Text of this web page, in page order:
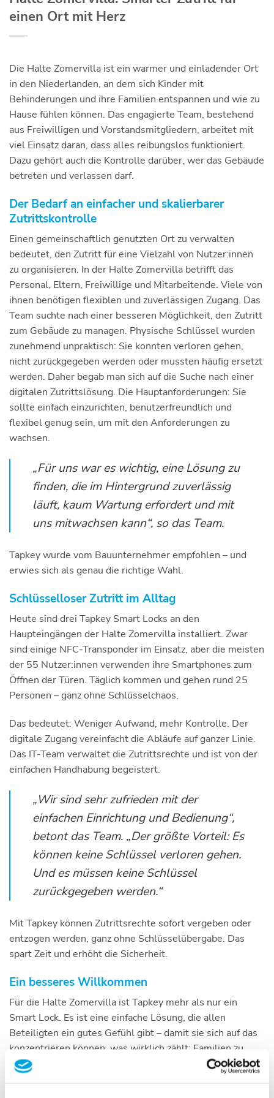
einen Ort mit Herz
Die Halte Zomervilla ist ein warmer und einladender Ort
in den Niederlanden, an dem sich Kinder mit
Behinderungen und ihre Familien entspannen und wie zu
Hause fühlen können. Das engagierte Team, bestehend
aus Freiwilligen und Vorstandsmitgliedern, arbeitet mit
viel Einsatz daran, dass alles reibungslos funktioniert.
Dazu gehört auch die Kontrolle darüber, wer das Gebäude
betreten und verlassen darf.
Der Bedarf an einfacher und skalierbarer
Zutrittskontrolle
Einen gemeinschaftlich genutzten Ort zu verwalten
bedeutet, den Zutritt für eine Vielzahl von Nutzer:innen
zu organisieren. In der Halte Zomervilla betrifft das
Personal, Eltern, Freiwillige und Mitarbeitende. Viele von
ihnen benötigen flexiblen und zuverlässigen Zugang. Das
Team suchte nach einer besseren Möglichkeit, den Zutritt
zum Gebäude zu managen. Physische Schlüssel wurden
zunehmend unpraktisch: Sie konnten verloren gehen,
nicht zurückgegeben werden oder mussten häufig ersetzt
werden. Daher begab man sich auf die Suche nach einer
digitalen Zutrittslösung. Die Hauptanforderungen: Sie
sollte einfach einzurichten, benutzerfreundlich und
flexibel genug sein, um mit den Anforderungen zu
wachsen.
„Für uns war es wichtig, eine Lösung zu
finden, die im Hintergrund zuverlässig
läuft, kaum Wartung erfordert und mit
uns mitwachsen kann“, so das Team.
Tapkey wurde vom Bauunternehmer empfohlen – und
erwies sich als genau die richtige Wahl.
Schlüsselloser Zutritt im Alltag
Heute sind drei Tapkey Smart Locks an den
Haupteingängen der Halte Zomervilla installiert. Zwar
sind einige NFC-Transponder im Einsatz, aber die meisten
der 55 Nutzer:innen verwenden ihre Smartphones zum
Öffnen der Türen. Täglich kommen und gehen rund 25
Personen – ganz ohne Schlüsselchaos.
Das bedeutet: Weniger Aufwand, mehr Kontrolle. Der
digitale Zugang vereinfacht die Abläufe auf ganzer Linie.
Das IT-Team verwaltet die Zutrittsrechte und ist von der
einfachen Handhabung begeistert.
„Wir sind sehr zufrieden mit der
einfachen Einrichtung und Bedienung“,
betont das Team. „Der größte Vorteil: Es
können keine Schlüssel verloren gehen.
Und es müssen keine Schlüssel
zurückgegeben werden.“
Mit Tapkey können Zutrittsrechte sofort vergeben oder
entzogen werden, ganz ohne Schlüsselübergabe. Das
spart Zeit und erhöht die Sicherheit.
Ein besseres Willkommen
Für die Halte Zomervilla ist Tapkey mehr als nur ein
Smart Lock. Es ist eine einfache Lösung, die allen
Beteiligten ein gutes Gefühl gibt – damit sie sich auf das
konzentrieren können, was wirklich zählt: Familien zu
unterstützen und einen sicheren, glücklichen Ort für